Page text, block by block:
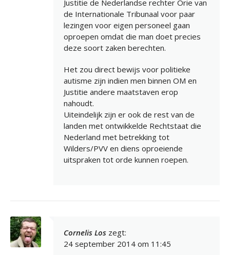
Justitie de Nederlandse rechter Orie van
de Internationale Tribunaal voor paar
lezingen voor eigen personeel gaan
oproepen omdat die man doet precies
deze soort zaken berechten.
Het zou direct bewijs voor politieke
autisme zijn indien men binnen OM en
Justitie andere maatstaven erop
nahoudt.
Uiteindelijk zijn er ook de rest van de
landen met ontwikkelde Rechtstaat die
Nederland met betrekking tot
Wilders/PVV en diens oproeiende
uitspraken tot orde kunnen roepen.
Cornelis Los zegt:
24 september 2014 om 11:45